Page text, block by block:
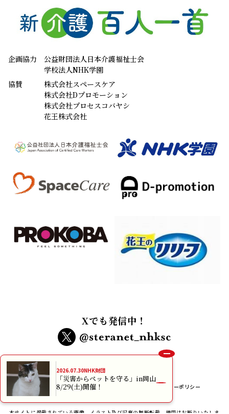
企画協力
公益財団法人日本介護福祉士会
学校法人NHK学園
協賛
株式会社スペースケア
株式会社Dプロモーション
株式会社プロセスコバヤシ
花王株式会社
Xでも発信中！
2026.07.30NHK財団
「災害からペットを守る」in岡山
8/29(土)開催！
インターネット利用規約 個人情報保護方針
プライバシーポリシー
本サイトに掲載されている画像、イラスト及び記事の無断転載、使用はお断りいたしま